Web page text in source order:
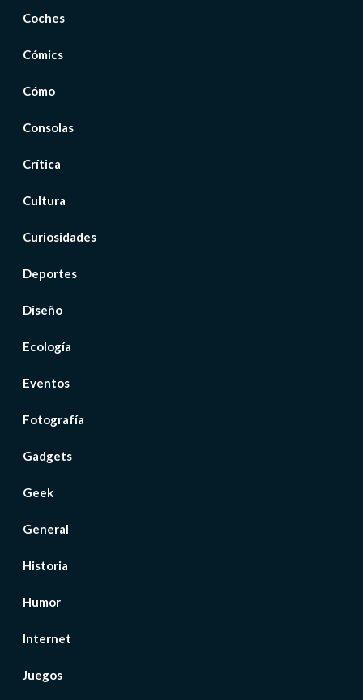
Coches
Cómics
Cómo
Consolas
Crítica
Cultura
Curiosidades
Deportes
Diseño
Ecología
Eventos
Fotografía
Gadgets
Geek
General
Historia
Humor
Internet
Juegos